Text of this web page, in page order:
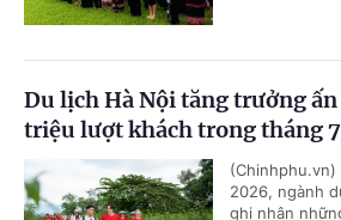
Du lịch Hà Nội tăng trưởng
triệu lượt khách trong tháng 7
2026, ngành
ghi nhận